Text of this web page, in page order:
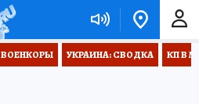
ВОЕНКОРЫ УКРАИНА: СВОДКА КП В